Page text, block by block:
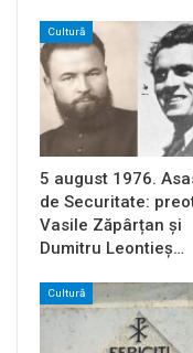
Cultură
5 august 1976.
de Securitate:
Vasile Zăpârțan și
Dumitru Leontieș…
Cultură